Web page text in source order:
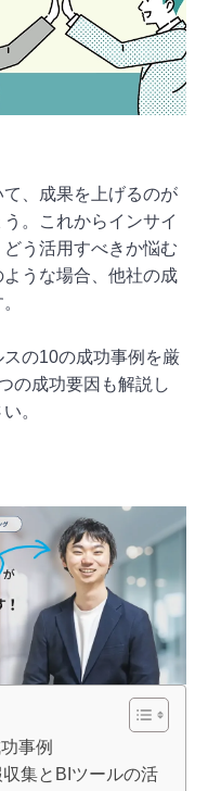
、成果を上げるのが
。これからインサイ
う活用すべきか悩む
うな場合、他社の成
の10の成功事例を厳
の成功要因も解説し
。
事例
集とBIツールの活